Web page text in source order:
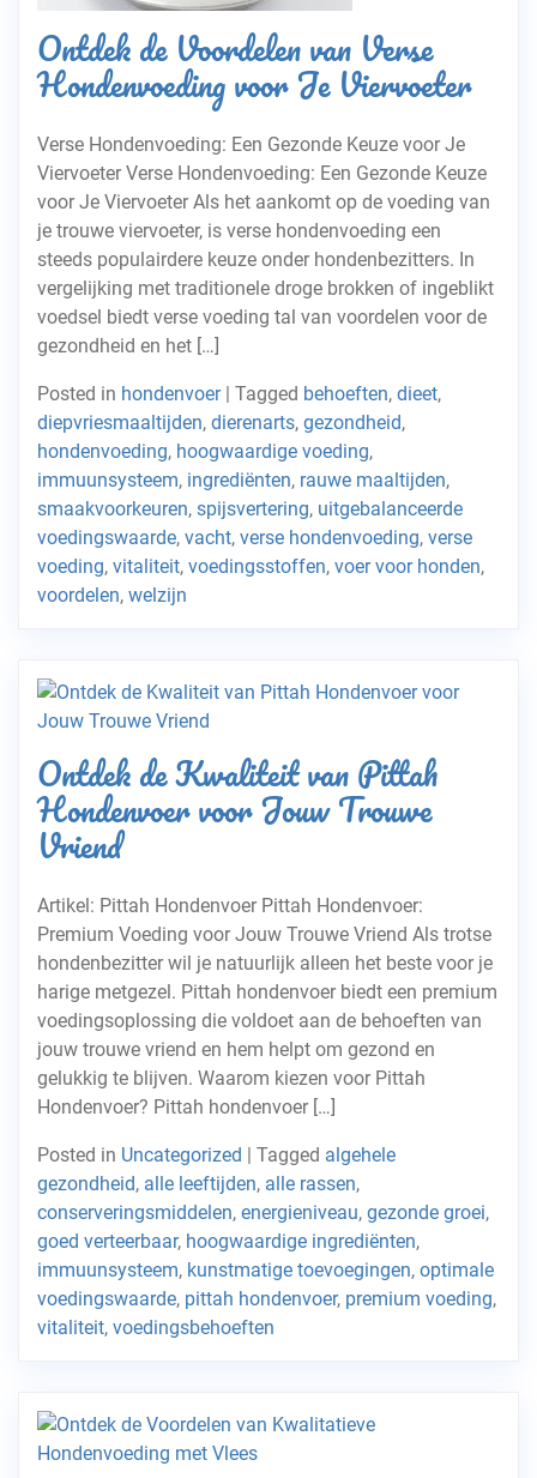
Ontdek de Voordelen van Verse
Hondenvoeding voor Je Viervoeter
Verse Hondenvoeding: Een Gezonde Keuze voor Je
Viervoeter Verse Hondenvoeding: Een Gezonde Keuze
voor Je Viervoeter Als het aankomt op de voeding van
je trouwe viervoeter, is verse hondenvoeding een
steeds populairdere keuze onder hondenbezitters. In
vergelijking met traditionele droge brokken of ingeblikt
voedsel biedt verse voeding tal van voordelen voor de
gezondheid en het […]
Posted in hondenvoer| Tagged behoeften, dieet,
diepvriesmaaltijden, dierenarts, gezondheid,
hondenvoeding, hoogwaardige voeding,
immuunsysteem, ingrediënten, rauwe maaltijden,
smaakvoorkeuren, spijsvertering, uitgebalanceerde
voedingswaarde, vacht, verse hondenvoeding, verse
voeding, vitaliteit, voedingsstoffen, voer voor honden,
voordelen, welzijn
Ontdek de Kwaliteit van Pittah
Hondenvoer voor Jouw Trouwe
Vriend
Artikel: Pittah Hondenvoer Pittah Hondenvoer:
Premium Voeding voor Jouw Trouwe Vriend Als trotse
hondenbezitter wil je natuurlijk alleen het beste voor je
harige metgezel. Pittah hondenvoer biedt een premium
voedingsoplossing die voldoet aan de behoeften van
jouw trouwe vriend en hem helpt om gezond en
gelukkig te blijven. Waarom kiezen voor Pittah
Hondenvoer? Pittah hondenvoer […]
Posted in Uncategorized | Tagged algehele
gezondheid, alle leeftijden, alle rassen,
conserveringsmiddelen, energieniveau, gezonde groei,
goed verteerbaar, hoogwaardige ingrediënten,
immuunsysteem, kunstmatige toevoegingen, optimale
voedingswaarde, pittah hondenvoer, premium voeding,
vitaliteit, voedingsbehoeften